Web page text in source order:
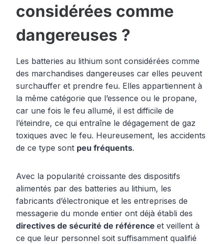
considérées comme
dangereuses ?
Les batteries au lithium sont considérées comme
des marchandises dangereuses car elles peuvent
surchauffer et prendre feu. Elles appartiennent à
la même catégorie que l’essence ou le propane,
car une fois le feu allumé, il est difficile de
l’éteindre, ce qui entraîne le dégagement de gaz
toxiques avec le feu. Heureusement, les accidents
de ce type sont peu fréquents.
Avec la popularité croissante des dispositifs
alimentés par des batteries au lithium, les
fabricants d’électronique et les entreprises de
messagerie du monde entier ont déjà établi des
directives de sécurité de référence et veillent à
ce que leur personnel soit suffisamment qualifié